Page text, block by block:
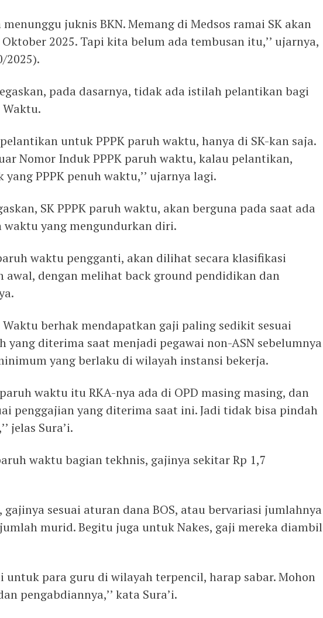
menunggu juknis BKN. Memang di Medsos ramai SK akan
2025. Tapi kita belum ada tembusan itu,’’ ujarnya,
2025).
pada dasarnya, tidak ada istilah pelantikan bagi
Waktu.
pelantikan untuk PPPK paruh waktu, hanya di SK-kan saja.
Nomor Induk PPPK paruh waktu, kalau pelantikan,
PPPK penuh waktu,’’ ujarnya lagi.
SK PPPK paruh waktu, akan berguna pada saat ada
waktu yang mengundurkan diri.
waktu pengganti, akan dilihat secara klasifikasi
awal, dengan melihat back ground pendidikan dan
Waktu berhak mendapatkan gaji paling sedikit sesuai
yang diterima saat menjadi pegawai non-ASN sebelumnya
yang berlaku di wilayah instansi bekerja.
paruh waktu itu RKA-nya ada di OPD masing masing, dan
penggajian yang diterima saat ini. Jadi tidak bisa pindah
jelas Sura’i.
waktu bagian tekhnis, gajinya sekitar Rp 1,7
gajinya sesuai aturan dana BOS, atau bervariasi jumlahnya
murid. Begitu juga untuk Nakes, gaji mereka diambil
untuk para guru di wilayah terpencil, harap sabar. Mohon
pengabdiannya,’’ kata Sura’i.